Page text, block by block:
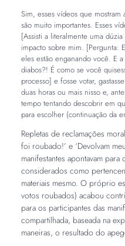
Sim, esses vídeos que
são muito importantes. Esses
[Assisti a literalmente uma
impacto sobre mim. [Pergunta:
eles estão enganando você. E
diabos?! É como se você
processo] e fosse votar,
duas horas ou mais nisso e,
tempo tentando descobrir em
para escolher (continuação da
Repletas de reclamações
foi roubado!’ e ‘Devolvam
manifestantes apontavam
considerados como
materiais mesmo. O próprio
votos roubados) acabou
para os participantes das
compartilhada, baseada na
maneiras, o resultado do